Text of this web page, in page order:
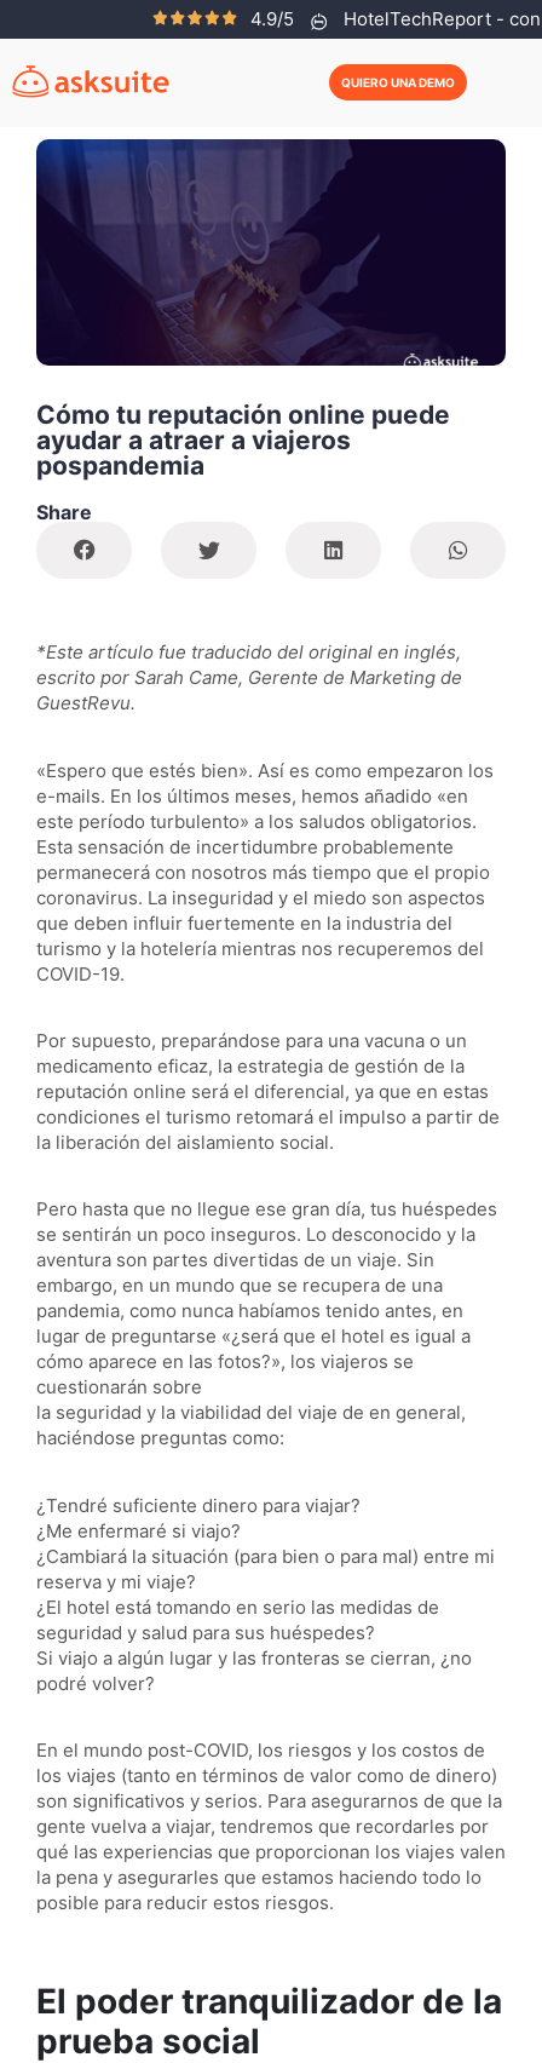
4.9/5 HotelTechReport -
QUIERO UNA DEMO
Cómo tu reputación online puede
ayudar a atraer a viajeros
pospandemia
Share
*Este artículo fue traducido del original en inglés,
escrito por Sarah Came, Gerente de Marketing de
GuestRevu.
«Espero que estés bien». Así es como empezaron los
e-mails. En los últimos meses, hemos añadido «en
este período turbulento» a los saludos obligatorios.
Esta sensación de incertidumbre probablemente
permanecerá con nosotros más tiempo que el propio
coronavirus. La inseguridad y el miedo son aspectos
que deben influir fuertemente en la industria del
turismo y la hotelería mientras nos recuperemos del
COVID-19.
Por supuesto, preparándose para una vacuna o un
medicamento eficaz, la estrategia de gestión de la
reputación online será el diferencial, ya que en estas
condiciones el turismo retomará el impulso a partir de
la liberación del aislamiento social.
Pero hasta que no llegue ese gran día, tus huéspedes
se sentirán un poco inseguros. Lo desconocido y la
aventura son partes divertidas de un viaje. Sin
embargo, en un mundo que se recupera de una
pandemia, como nunca habíamos tenido antes, en
lugar de preguntarse «¿será que el hotel es igual a
cómo aparece en las fotos?», los viajeros se
cuestionarán sobre
la seguridad y la viabilidad del viaje de en general,
haciéndose preguntas como:
¿Tendré suficiente dinero para viajar?
¿Me enfermaré si viajo?
¿Cambiará la situación (para bien o para mal) entre mi
reserva y mi viaje?
¿El hotel está tomando en serio las medidas de
seguridad y salud para sus huéspedes?
Si viajo a algún lugar y las fronteras se cierran, ¿no
podré volver?
En el mundo post-COVID, los riesgos y los costos de
los viajes (tanto en términos de valor como de dinero)
son significativos y serios. Para asegurarnos de que la
gente vuelva a viajar, tendremos que recordarles por
qué las experiencias que proporcionan los viajes valen
la pena y asegurarles que estamos haciendo todo lo
posible para reducir estos riesgos.
El poder tranquilizador de la
prueba social